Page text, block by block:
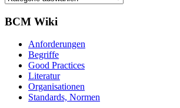
BCM Wiki
Anforderungen
Begriffe
Good Practices
Literatur
Organisationen
Standards, Normen